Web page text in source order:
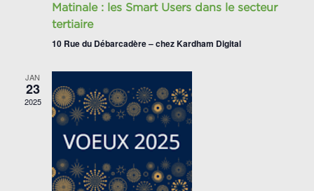
Matinale : les Smart Users dans le secteur
tertiaire
10 Rue du Débarcadère – chez Kardham Digital
JAN
23
2025